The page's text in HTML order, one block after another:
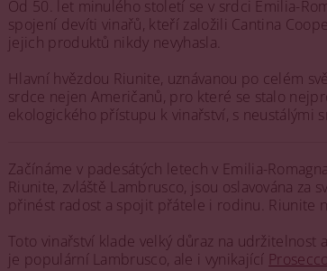
Od 50. let minulého století se v srdci Emilia-
spojení devíti vinařů, kteří založili Cantina
jejich produktů nikdy nevyhasla.
Hlavní hvězdou Riunite, uznávanou po celém
srdce nejen Američanů, pro které se stalo
ekologického přístupu k vinařství, s neustálými
Začínáme v padesátých letech v Emilia-
Riunite, zvláště Lambrusco, jsou oslavována
přinést radost a spojit přátele i rodinu. Riunite
Toto vinařství klade velký důraz na
je populární Lambrusco, ale i vynikající Prosecco